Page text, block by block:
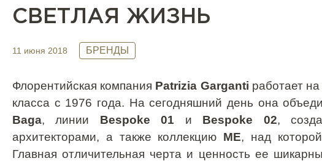
СВЕТЛАЯ ЖИЗНЬ
11 июня 2018 БРЕНДЫ
Флорентийская компания Patrizia Garganti работает
класса с 1976 года. На сегодняшний день она
Baga, линии Bespoke 01 и Bespoke 02,
архитекторами, а также коллекцию ME, над
Главная отличительная черта и ценность ее